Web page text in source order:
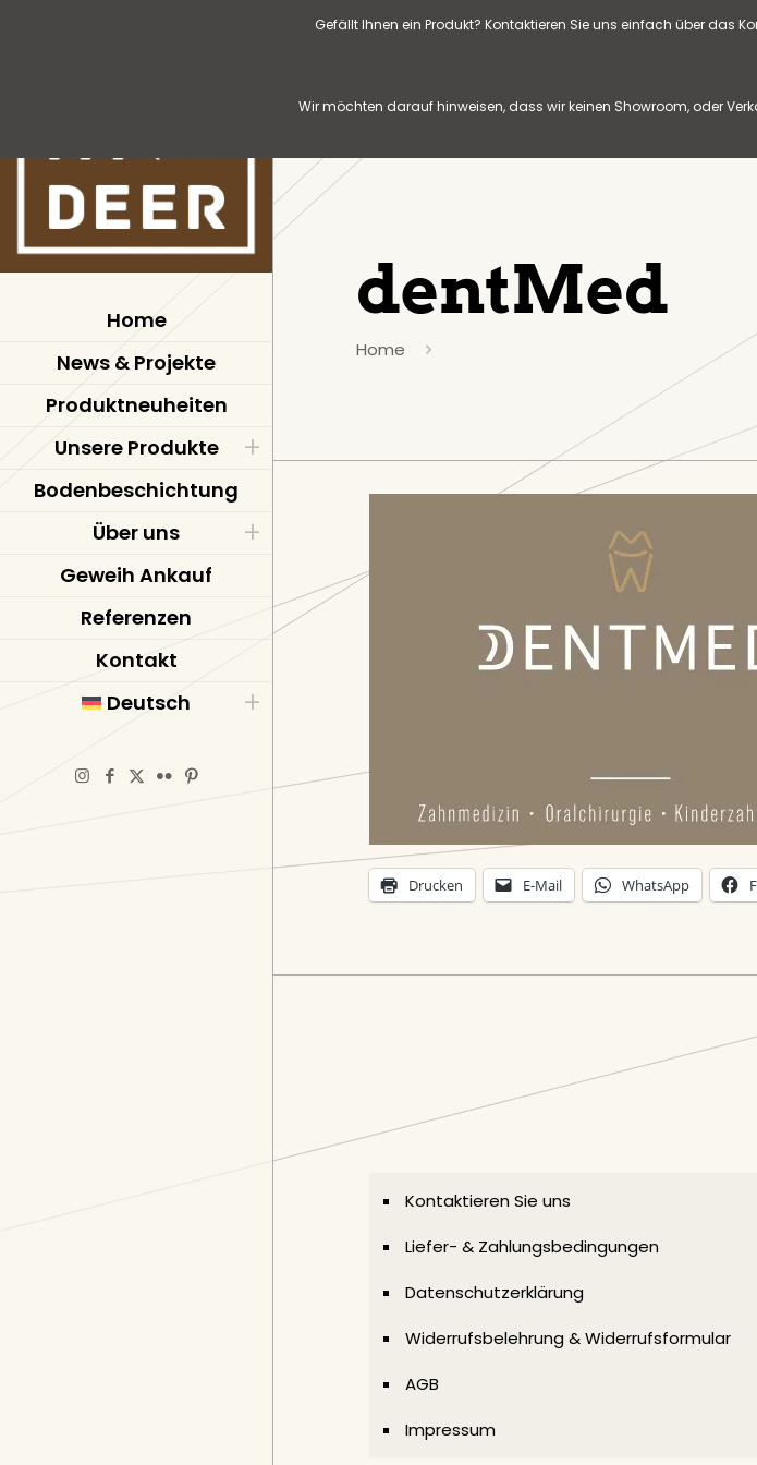
Gefällt Ihnen ein Produkt? Kontaktieren Sie uns einfach über das
Wir möchten darauf hinweisen, dass wir keinen Showroom, oder
Home
News & Projekte
Produktneuheiten
Unsere Produkte
Bodenbeschichtung
Über uns
Geweih Ankauf
Referenzen
Kontakt
Deutsch
dentMed
Home
Drucken E-Mail WhatsApp
Kontaktieren Sie uns
Liefer- & Zahlungsbedingungen
Datenschutzerklärung
Widerrufsbelehrung & Widerrufsformular
AGB
Impressum